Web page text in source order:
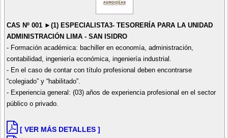
CAS Nº 001 ►(1) ESPECIALISTA3- TESORERÍA PARA LA UNIDAD
ADMINISTRACIÓN LIMA - SAN ISIDRO
- Formación académica: bachiller en economía, administración,
contabilidad, ingeniería económica, ingeniería industrial.
- En el caso de contar con título profesional deben encontrarse
“colegiado” y “habilitado”.
- Experiencia general: (03) años de experiencia profesional en el sector
público o privado.
[ VER MÁS DETALLES ]